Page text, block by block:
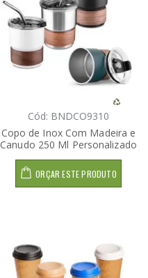
Cód: BNDCO9310
Copo de Inox Com Madeira e
Canudo 250 Ml Personalizado
ORÇAR ESTE PRODUTO